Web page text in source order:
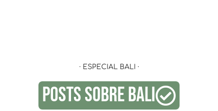
· ESPECIAL BALI ·
POSTS SOBRE BALI